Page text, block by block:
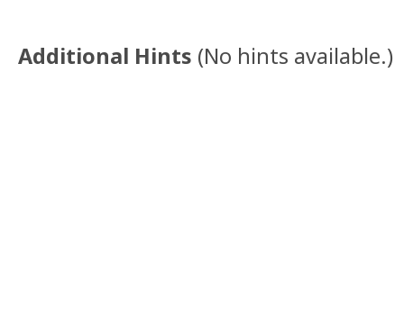
Additional Hints (No hints available.)